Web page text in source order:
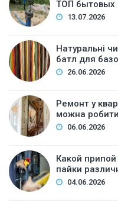
ТОП бытовых
13.07.2026
Натуральні
батл для
26.06.2026
Ремонт у
можна
06.06.2026
Какой
пайки
04.06.2026